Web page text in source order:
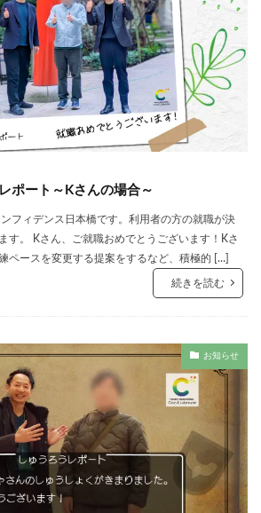
ポート～Kさんの場合～
フィデンス日本橋です。利用者の方の就職が決
す。 Kさん、ご就職おめでとうございます！Kさ
ペースを変更する提案をするなど、積極的 […]
続きを読む
お知らせ